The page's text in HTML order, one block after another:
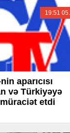
19:51
aparıcısı
və Türkiyəyə
etdi